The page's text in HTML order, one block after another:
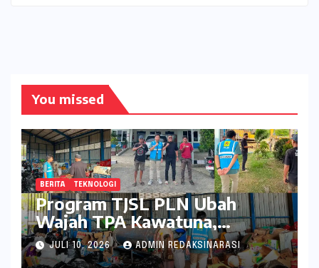
You missed
BERITA TEKNOLOGI
Program TJSL PLN Ubah
Wajah TPA Kawatuna,
Sampah Kini Bernilai Ekonomi
dan Lingkungan
JULI 10, 2026 ADMIN REDAKSINARASI